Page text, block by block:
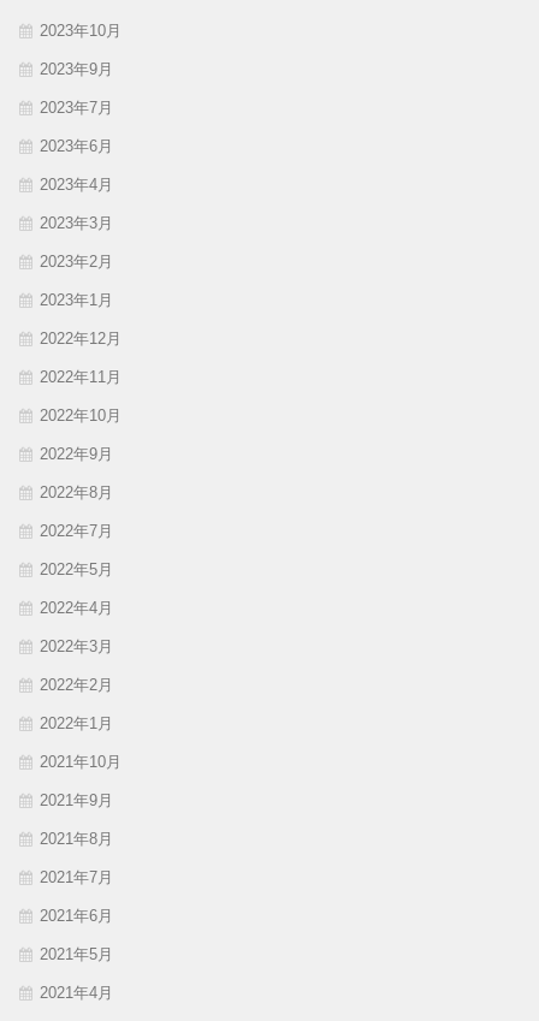
2023年10月
2023年9月
2023年7月
2023年6月
2023年4月
2023年3月
2023年2月
2023年1月
2022年12月
2022年11月
2022年10月
2022年9月
2022年8月
2022年7月
2022年5月
2022年4月
2022年3月
2022年2月
2022年1月
2021年10月
2021年9月
2021年8月
2021年7月
2021年6月
2021年5月
2021年4月